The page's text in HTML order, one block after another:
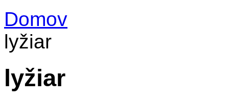
Domov
lyžiar
lyžiar